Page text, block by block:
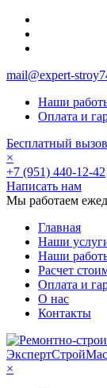
mail@expert-
Наши
Оплата и
Бесплатный
×
+7 (951) 440-12-42
Написать нам
Мы работаем
Главная
Наши
Наши
Расчет
Оплата и
О нас
Контакты
×